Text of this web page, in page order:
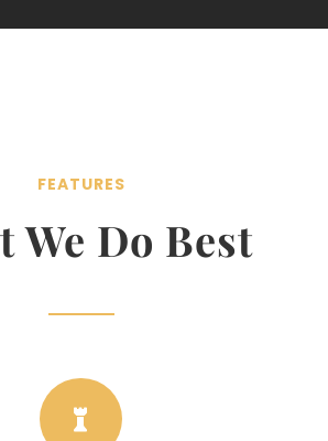
FEATURES
We Do Best
